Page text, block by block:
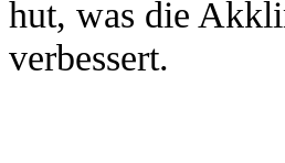
hut, was die
verbessert.